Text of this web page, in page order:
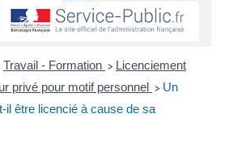
Travail - Formation > Licenciement
privé pour motif personnel > Un
il être licencié à cause de sa